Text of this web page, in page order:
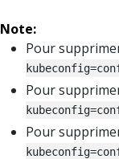
Note:
Pour
Pour
Pour